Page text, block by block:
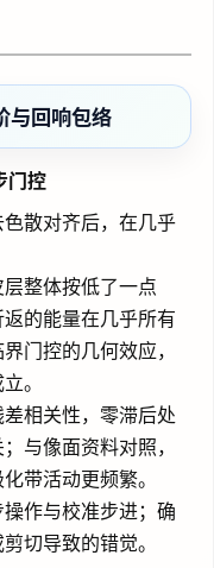
回响包络
门控
散对齐后，在几乎
整体按低了一点
的能量在几乎所有
门控的几何效应，
。
相关性，零滞后处
与像面资料对照，
带活动更频繁。
作与校准步进；确
切导致的错觉。